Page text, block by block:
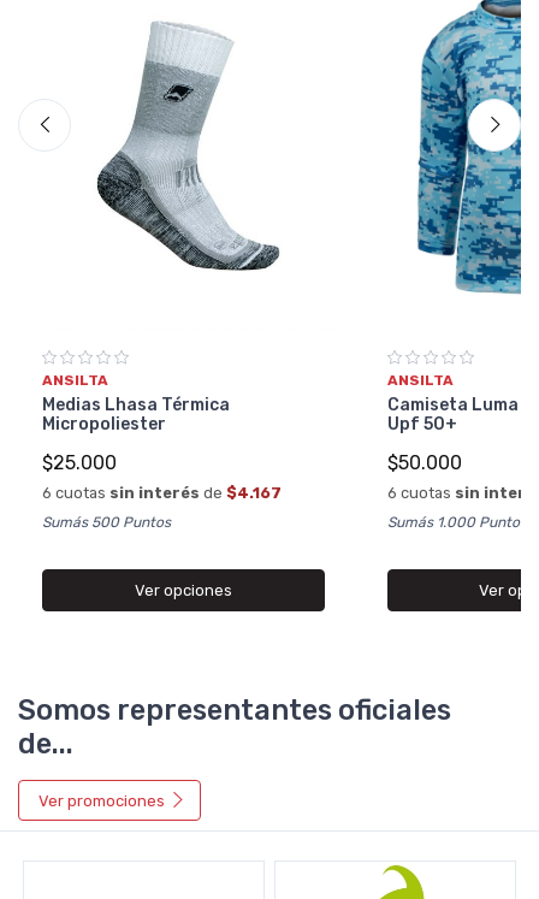
ANSILTA
Medias Lhasa Térmica
Micropoliester
$25.000
6 cuotas sin interés de $4.167
Sumás 500 Puntos
Ver opciones
ANSILTA
Camiseta Luma
Upf 50+
$50.000
6 cuotas sin
Sumás 1.000 Puntos
Ver
Somos representantes oficiales
de...
Ver promociones